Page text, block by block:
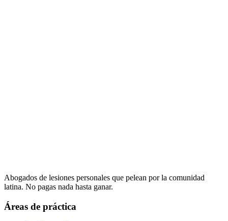
Abogados de lesiones personales que pelean por la comunidad
latina. No pagas nada hasta ganar.
Áreas de práctica